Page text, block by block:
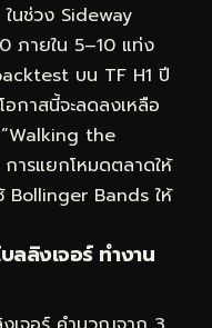
นช่วง Sideway
ภายใน 5–10 แท่ง
บน TF H1 ปี
กาสนี้จะลดลงเหลือ
“Walking the
ารแยกโหมดตลาดให้
Bollinger Bands ให้
ลิงเจอร์ ทำงาน